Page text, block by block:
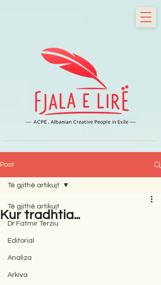
Post
Të gjithë artikujt
Dr Fatmir Terziu
Editorial
Analiza
Arkiva
Të gjithë artikujt
Kur tradhtia...